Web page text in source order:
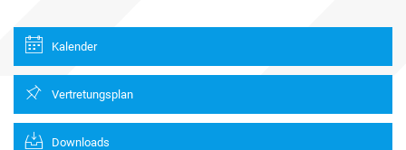
Kalender
Vertretungsplan
Downloads